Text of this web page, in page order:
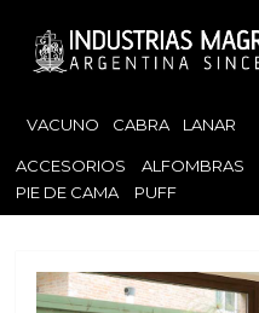
VACUNO CABRA LANAR
ACCESORIOS ALFOMBRAS
PIE DE CAMA
PUFF